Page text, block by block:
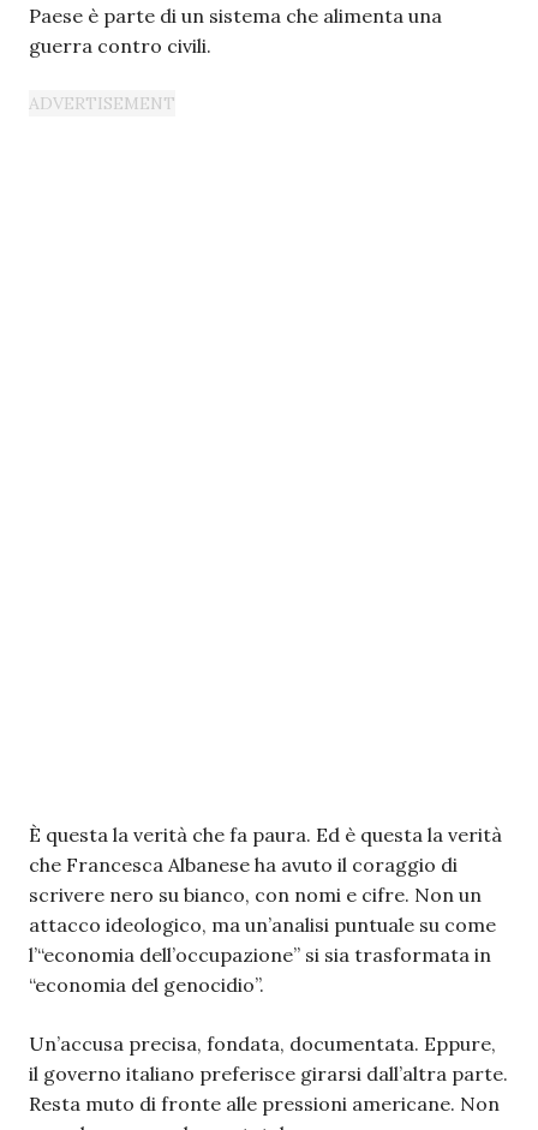
Paese è parte di un sistema che alimenta una
guerra contro civili.
È questa la verità che fa paura. Ed è questa la verità
che Francesca Albanese ha avuto il coraggio di
scrivere nero su bianco, con nomi e cifre. Non un
attacco ideologico, ma un’analisi puntuale su come
l’“economia dell’occupazione” si sia trasformata in
“economia del genocidio”.
Un’accusa precisa, fondata, documentata. Eppure,
il governo italiano preferisce girarsi dall’altra parte.
Resta muto di fronte alle pressioni americane. Non